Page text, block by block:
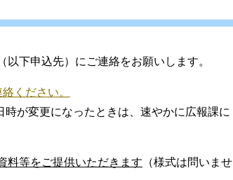
下申込先）にご連絡をお願いします。
ください。
が変更になったときは、速やかに広報課に
料等をご提供いただきます （様式は問いませ